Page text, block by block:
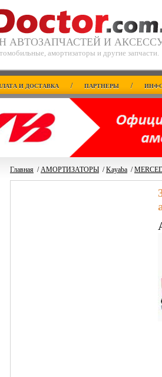
АВТОЗАПЧАСТЕЙ И
амортизаторы и другие запчасти.
И ДОСТАВКА / ПАРТНЕРЫ /
Главная /АМОРТИЗАТОРЫ /Kayaba /